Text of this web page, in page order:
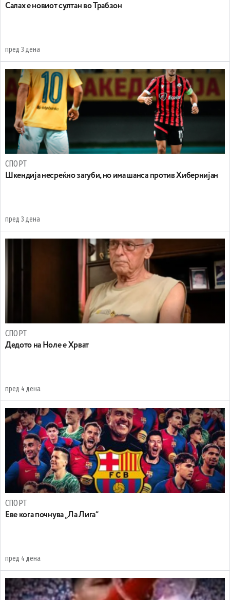
Салах е новиот султан во Трабзон
пред 3 дена
СПОРТ
Шкендија несреќно загуби, но има шанса против Хибернијан
пред 3 дена
СПОРТ
Дедото на Ноле е Хрват
пред 4 дена
СПОРТ
Еве кога почнува „Ла Лига“
пред 4 дена